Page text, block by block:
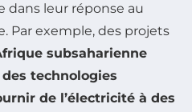
dans leur réponse au
Par exemple, des projets
subsaharienne
technologies
de l’électricité à des